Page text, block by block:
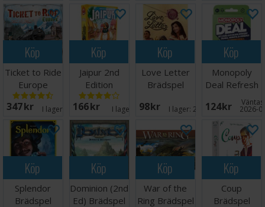
Köp
Ticket to Ride
Europe
Brädspel
347 SEK I lager: 20+
Köp
Jaipur 2nd
Edition
Brädspel
166 SEK I lager: 1
Köp
Love Letter
Brädspel
98 SEK I lager:20+
Köp
Monopoly
Deal Refresh
Kortspel
124 SEK 2026-
Köp
Splendor
Brädspel
Köp
Dominion (2nd
Ed) Brädspel
Köp
War of the
Ring Brädspel
Köp
Coup
Brädspel